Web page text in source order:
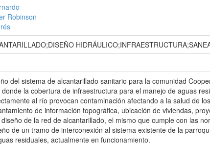
Robinson
del sistema de alcantarillado sanitario para la comunidad
la cobertura de infraestructura para el manejo de aguas
al río provocan contaminación afectando a la salud de
de información topográfica, ubicación de viviendas,
de la red de alcantarillado, el mismo que cumple con las
de un tramo de interconexión al sistema existente de la
residuales, actualmente en funcionamiento.